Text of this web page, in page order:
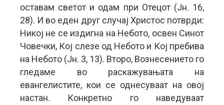
оставам светот и одам при Отецот (Јн. 16,
28). И во еден друг случај Христос потврди:
Никој не се издигна на Небото, освен Синот
Човечки, Кој слезе од Небото и Кој пребива
на Небото (Јн. 3, 13). Второ, Вознесението го
гледаме во раскажувањата на
евангелистите, кои се однесуваат на овој
настан. Конкретно го наведуваат